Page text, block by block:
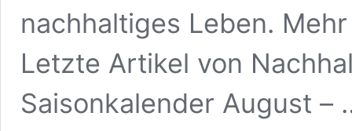
nachhaltiges Leben.
Letzte Artikel von
Saisonkalender August